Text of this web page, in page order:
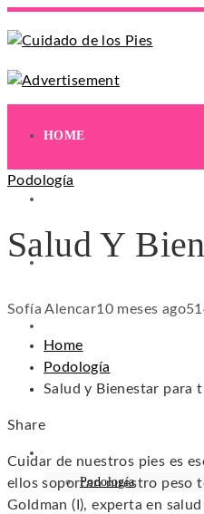
HOME
REMEDIOS NATURALES
SALUD
Podología
Podología
Salud Y
Sofía Alencar10 meses ago51
Home
Podología
Salud y Bienestar para
Facebook
Twitter
LinkedIn
Pinterest
Stumbleupon
Email
Share
Cuidar de nuestros pies es
ellos soportan nuestro peso
Goldman (I), experta en